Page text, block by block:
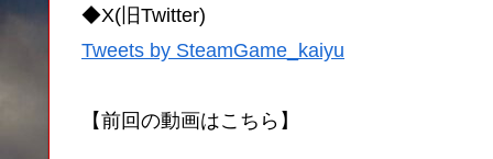
◆X(旧Twitter)
Tweets by SteamGame_kaiyu
【前回の動画はこちら】